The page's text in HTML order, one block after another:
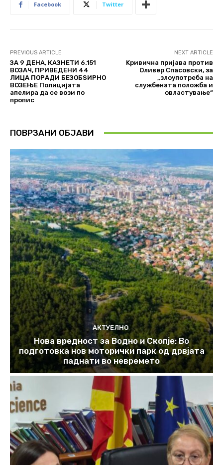
Facebook Twitter
PREVIOUS ARTICLE
ЗА 9 ДЕНА, КАЗНЕТИ 6.151
ВОЗАЧ, ПРИВЕДЕНИ 44
ЛИЦА ПОРАДИ БЕЗОБЅИРНО
ВОЗЕЊЕ Полицијата
апелира да се вози по
пропис
NEXT ARTICLE
Kривична пријава против
Оливер Спасовски, за
„злоупотреба на
службената положба и
овластување“
ПОВРЗАНИ ОБЈАВИ
АКТУЕЛНО
Нова вредност за Водно и Скопје: Во
подготовка нов моторички парк од дрвјата
паднати во невремето